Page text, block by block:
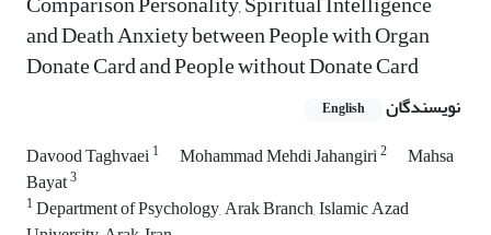
and Death Anxiety between People with Organ
Donate Card and People without Donate Card
نویسندگان English
Davood Taghvaei1 Mohammad Mehdi Jahangiri2
Mahsa
Bayat3
1Department of Psychology, Arak Branch, Islamic Azad